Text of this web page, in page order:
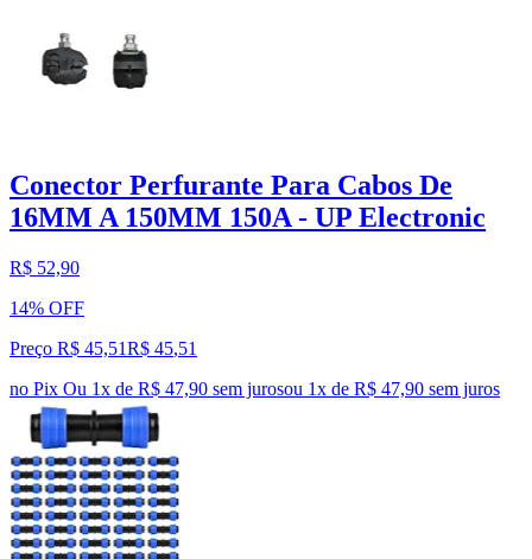
Conector Perfurante Para Cabos De
16MM A 150MM 150A - UP Electronic
R$ 52,90
14% OFF
Preço R$ 45,51R$ 45,51
no Pix Ou 1x de R$ 47,90 sem jurosou 1x de R$ 47,90 sem juros